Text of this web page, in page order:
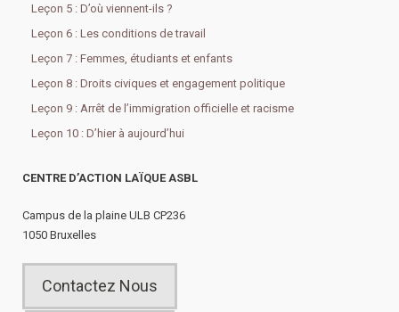
Leçon 5 : D’où viennent-ils ?
Leçon 6 : Les conditions de travail
Leçon 7 : Femmes, étudiants et enfants
Leçon 8 : Droits civiques et engagement politique
Leçon 9 : Arrêt de l’immigration officielle et racisme
Leçon 10 : D’hier à aujourd’hui
CENTRE D’ACTION LAÏQUE ASBL
Campus de la plaine ULB CP236
1050 Bruxelles
Contactez Nous